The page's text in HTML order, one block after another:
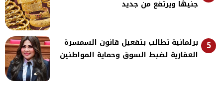
جنيهًا ويرتفع من جديد
5
برلمانية تطالب بتفعيل قانون السمسرة
العقارية لضبط السوق وحماية المواطنين